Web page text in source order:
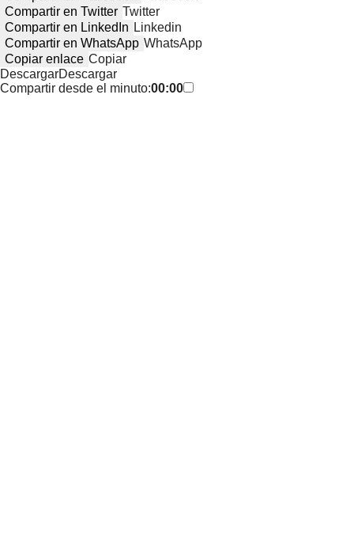
Compartir en Twitter Twitter
Compartir en LinkedIn Linkedin
Compartir en WhatsApp WhatsApp
Copiar enlace Copiar
DescargarDescargar
Compartir desde el minuto:00:00